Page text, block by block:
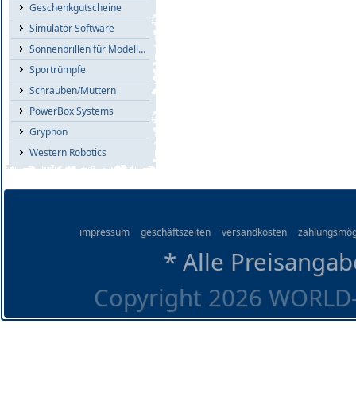
Geschenkgutscheine
Simulator Software
Sonnenbrillen für Modellflieger
Sportrümpfe
Schrauben/Muttern
PowerBox Systems
Gryphon
Western Robotics
impressum geschäftszeiten versandkosten
* Alle
Copyright 2026